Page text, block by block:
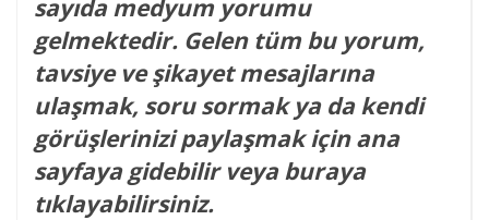
sayıda medyum yorumu
gelmektedir. Gelen tüm bu yorum,
tavsiye ve şikayet mesajlarına
ulaşmak, soru sormak ya da kendi
görüşlerinizi paylaşmak için ana
sayfaya gidebilir veya buraya
tıklayabilirsiniz.